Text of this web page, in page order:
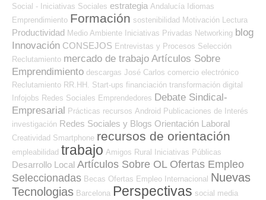
Social - Iniciativas Sociales estrategia Andalucía Idiomas
Emprendimiento Formación sostenibilidad Motivación Lectura
Productividad Medio Ambiente Iniciativas Privadas Networking blog
Innovación CONSEJOS Entrevistas y Procesos Selección
Reclutamiento mercado de trabajo Artículos Sobre
Emprendimiento descargas José Carlos comercio electrónico
Reclutamiento RR.HH. Start-ups financiación transformación digital
Infojobs Redes Sociales Emprendedores Debate Sindical-
Empresarial Prácticas recursos Android Publicaciones de Interés
investigación Redes Sociales y Blogs Orientación Laboral
Creatividad Smartphone recursos de orientación
empleabilidad trabajo Amigos Rural Iniciativas Públicas
Desarrollo Local Artículos Sobre OL Ofertas Empleo
Seleccionadas Becas Ofertas Empleo Internacional Nuevas
Tecnologias Barcelona Perspectivas social media